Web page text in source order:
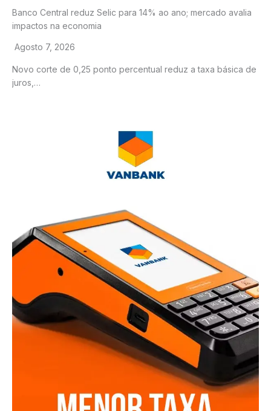
Banco Central reduz Selic para 14% ao ano; mercado avalia
impactos na economia
Agosto 7, 2026
Novo corte de 0,25 ponto percentual reduz a taxa básica de
juros,…